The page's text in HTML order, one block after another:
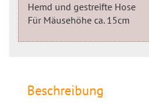
Hemd und gestreifte Hose
Für Mäusehöhe ca. 15cm
Beschreibung